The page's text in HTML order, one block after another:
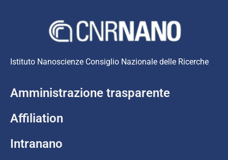
Istituto Nanoscienze Consiglio Nazionale delle Ricerche
Amministrazione trasparente
Affiliation
Intranano